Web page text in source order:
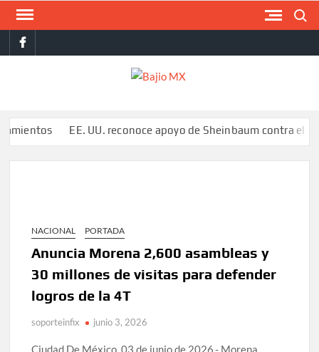
Saltar
contenidofacebook
EE. UU. reconoce apoyo de Sheinbaum contra el narco
NACIONAL PORTADA
Anuncia Morena 2,600 asambleas y
30 millones de visitas para defender
logros de la 4T
soporteinfix junio 3, 2026
Ciudad De México, 03 de junio de 2026.- Morena